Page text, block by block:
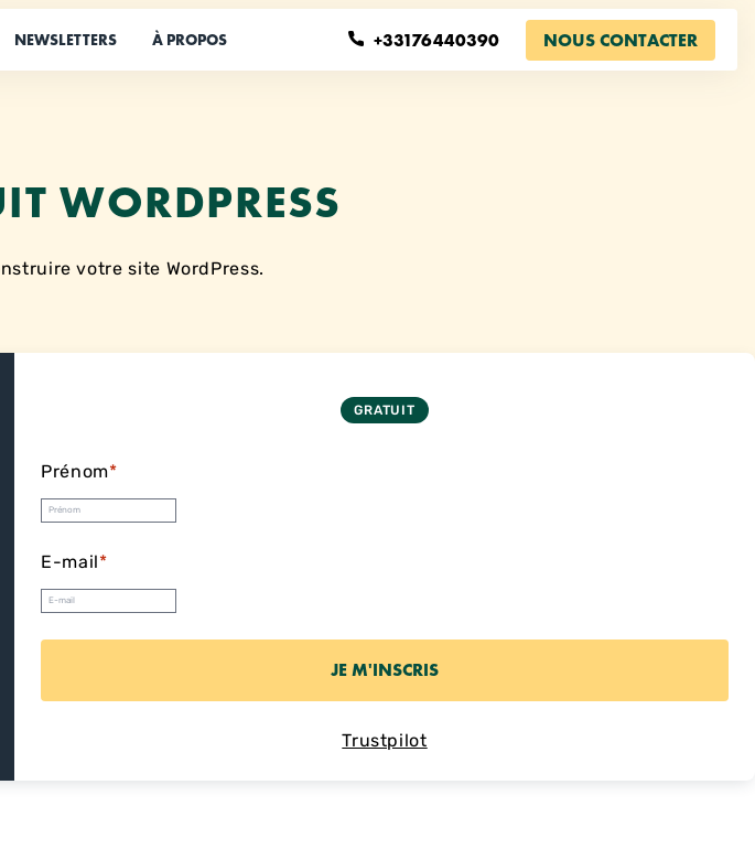
NEWSLETTERS À PROPOS +33176440390 NOUS CONTACTER
WORDPRESS
votre site WordPress.
GRATUIT
Prénom*
E-mail*
Trustpilot